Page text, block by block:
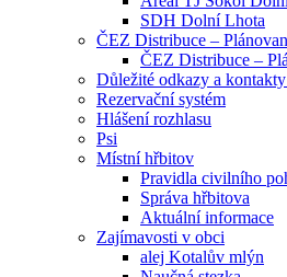
SDH Dolní Lhota
ČEZ Distribuce –
ČEZ Distribuce –
Důležité odkazy a
Rezervační systém
Hlášení rozhlasu
Psi
Místní hřbitov
Pravidla civilního
Správa hřbitova
Aktuální informace
Zajímavosti v obci
alej Kotalův mlýn